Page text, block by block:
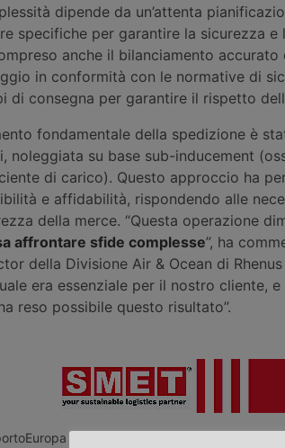
dipende da un’attenta
specifiche per garantire la sicurezza
anche il bilanciamento
in conformità con le normative di
di consegna per garantire il rispetto
fondamentale della spedizione è
noleggiata su base sub-inducement
di carico). Questo approccio ha
e affidabilità, rispondendo alle
della merce. “Questa operazione
affrontare sfide complesse”, ha
della Divisione Air & Ocean di
era essenziale per il nostro cliente,
reso possibile questo risultato”.
- Riproduzione riservata - Foto di